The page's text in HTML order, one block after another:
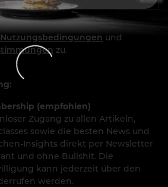
Nutzungsbedingungen und
zu.
(empfohlen)
Zugang zu allen Artikeln,
sowie die besten News und
Insights direkt per Newsletter
und ohne Bullshit. Die
kann jederzeit über den
werden.